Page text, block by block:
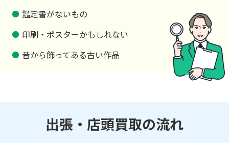
鑑定書がないもの
印刷・ポスターかもしれない
昔から飾ってある古い作品
出張・店頭買取の流れ